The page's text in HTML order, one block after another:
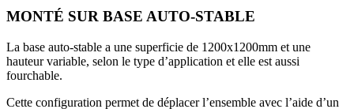
MONTÉ SUR BASE AUTO-STABLE
La base auto-stable a une superficie de 1200x1200mm et une
hauteur variable, selon le type d’application et elle est aussi
fourchable.
Cette configuration permet de déplacer l’ensemble avec l’aide d’un